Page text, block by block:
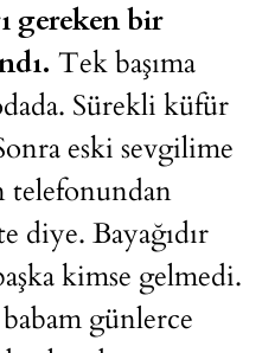
gereken bir
Tek başıma
Sürekli küfür
eski sevgilime
telefonundan
diye. Bayağıdır
kimse gelmedi.
babam günlerce